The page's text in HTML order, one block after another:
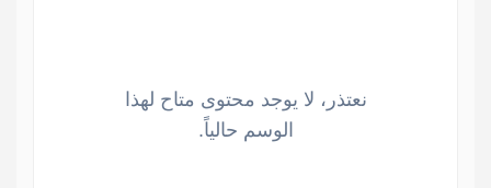
نعتذر، لا يوجد محتوى متاح لهذا
الوسم حالياً.